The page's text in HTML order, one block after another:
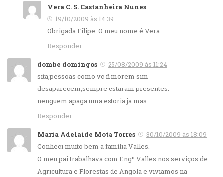
Vera C. S. Castanheira Nunes
19/10/2009 às 14:39
Obrigada Filipe. O meu nome é Vera.
Responder
dombe domingos
25/08/2009 às 11:24
sita,pessoas como vc ñ morem sim
desaparecem,sempre estaram presentes.
nenguem apaga uma estoria ja mas.
Responder
Maria Adelaide Mota Torres
30/10/2009 às 18:09
Conheci muito bem a família Valles.
O meu pai trabalhava com Engº Valles nos serviços de
Agricultura e Florestas de Angola e viviamos na